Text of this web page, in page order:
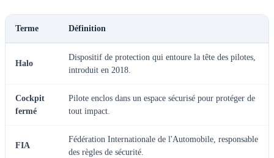
Terme Définition
Halo
Dispositif de protection qui entoure la tête des pilotes,
introduit en 2018.
Cockpit
fermé
Pilote enclos dans un espace sécurisé pour protéger de
tout impact.
FIA
Fédération Internationale de l'Automobile, responsable
des règles de sécurité.